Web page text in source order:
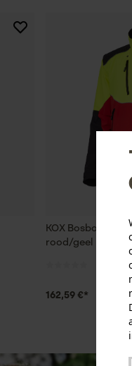
KOX Bosbouwjas
rood/geel
162,59 €*